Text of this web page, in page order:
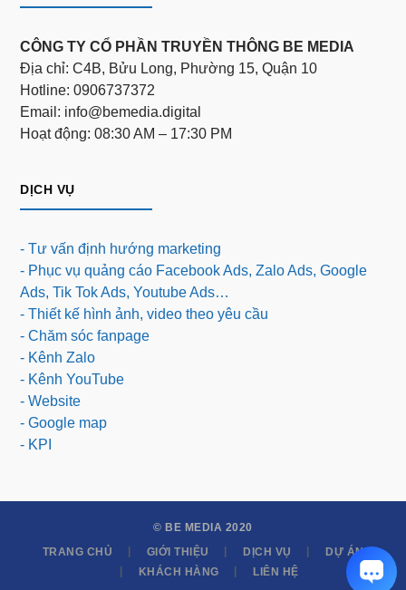
CÔNG TY CỔ PHẦN TRUYỀN THÔNG BE MEDIA
Địa chỉ: C4B, Bửu Long, Phường 15, Quận 10
Hotline: 0906737372
Email: info@bemedia.digital
Hoạt động: 08:30 AM – 17:30 PM
DỊCH VỤ
- Tư vấn định hướng marketing
- Phục vụ quảng cáo Facebook Ads, Zalo Ads, Google
Ads, Tik Tok Ads, Youtube Ads…
- Thiết kế hình ảnh, video theo yêu cầu
- Chăm sóc fanpage
- Kênh Zalo
- Kênh YouTube
- Website
- Google map
- KPI
© BE MEDIA 2020
TRANG CHỦ
GIỚI THIỆU DỊCH VỤ
DỰ ÁN
KHÁCH HÀNG
LIÊN HỆ